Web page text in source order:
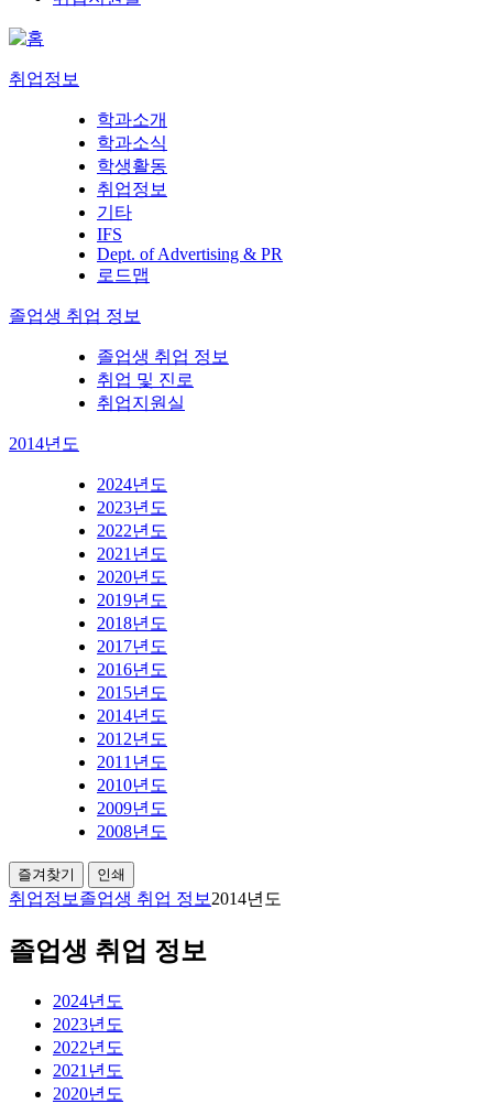
취업정보
학과소개
학과소식
학생활동
취업정보
기타
IFS
Dept. of Advertising & PR
로드맵
졸업생 취업 정보
졸업생 취업 정보
취업 및 진로
취업지원실
2014년도
2024년도
2023년도
2022년도
2021년도
2020년도
2019년도
2018년도
2017년도
2016년도
2015년도
2014년도
2012년도
2011년도
2010년도
2009년도
2008년도
즐겨찾기 인쇄
취업정보 졸업생 취업 정보 2014년도
졸업생 취업 정보
2024년도
2023년도
2022년도
2021년도
2020년도